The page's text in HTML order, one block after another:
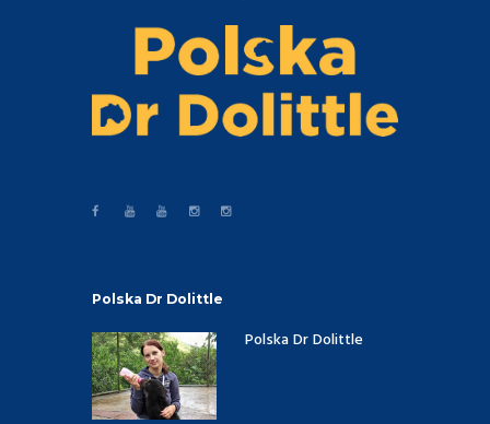
Polska Dr Dolittle
Polska Dr Dolittle